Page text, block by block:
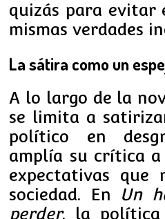
quizás para evitar
mismas verdades
La sátira como un
A lo largo de la
se limita a
político en
amplía su crítica
expectativas que
sociedad. En Un
perder, la política